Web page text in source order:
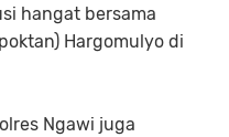
hangat bersama
Hargomulyo di
Ngawi juga